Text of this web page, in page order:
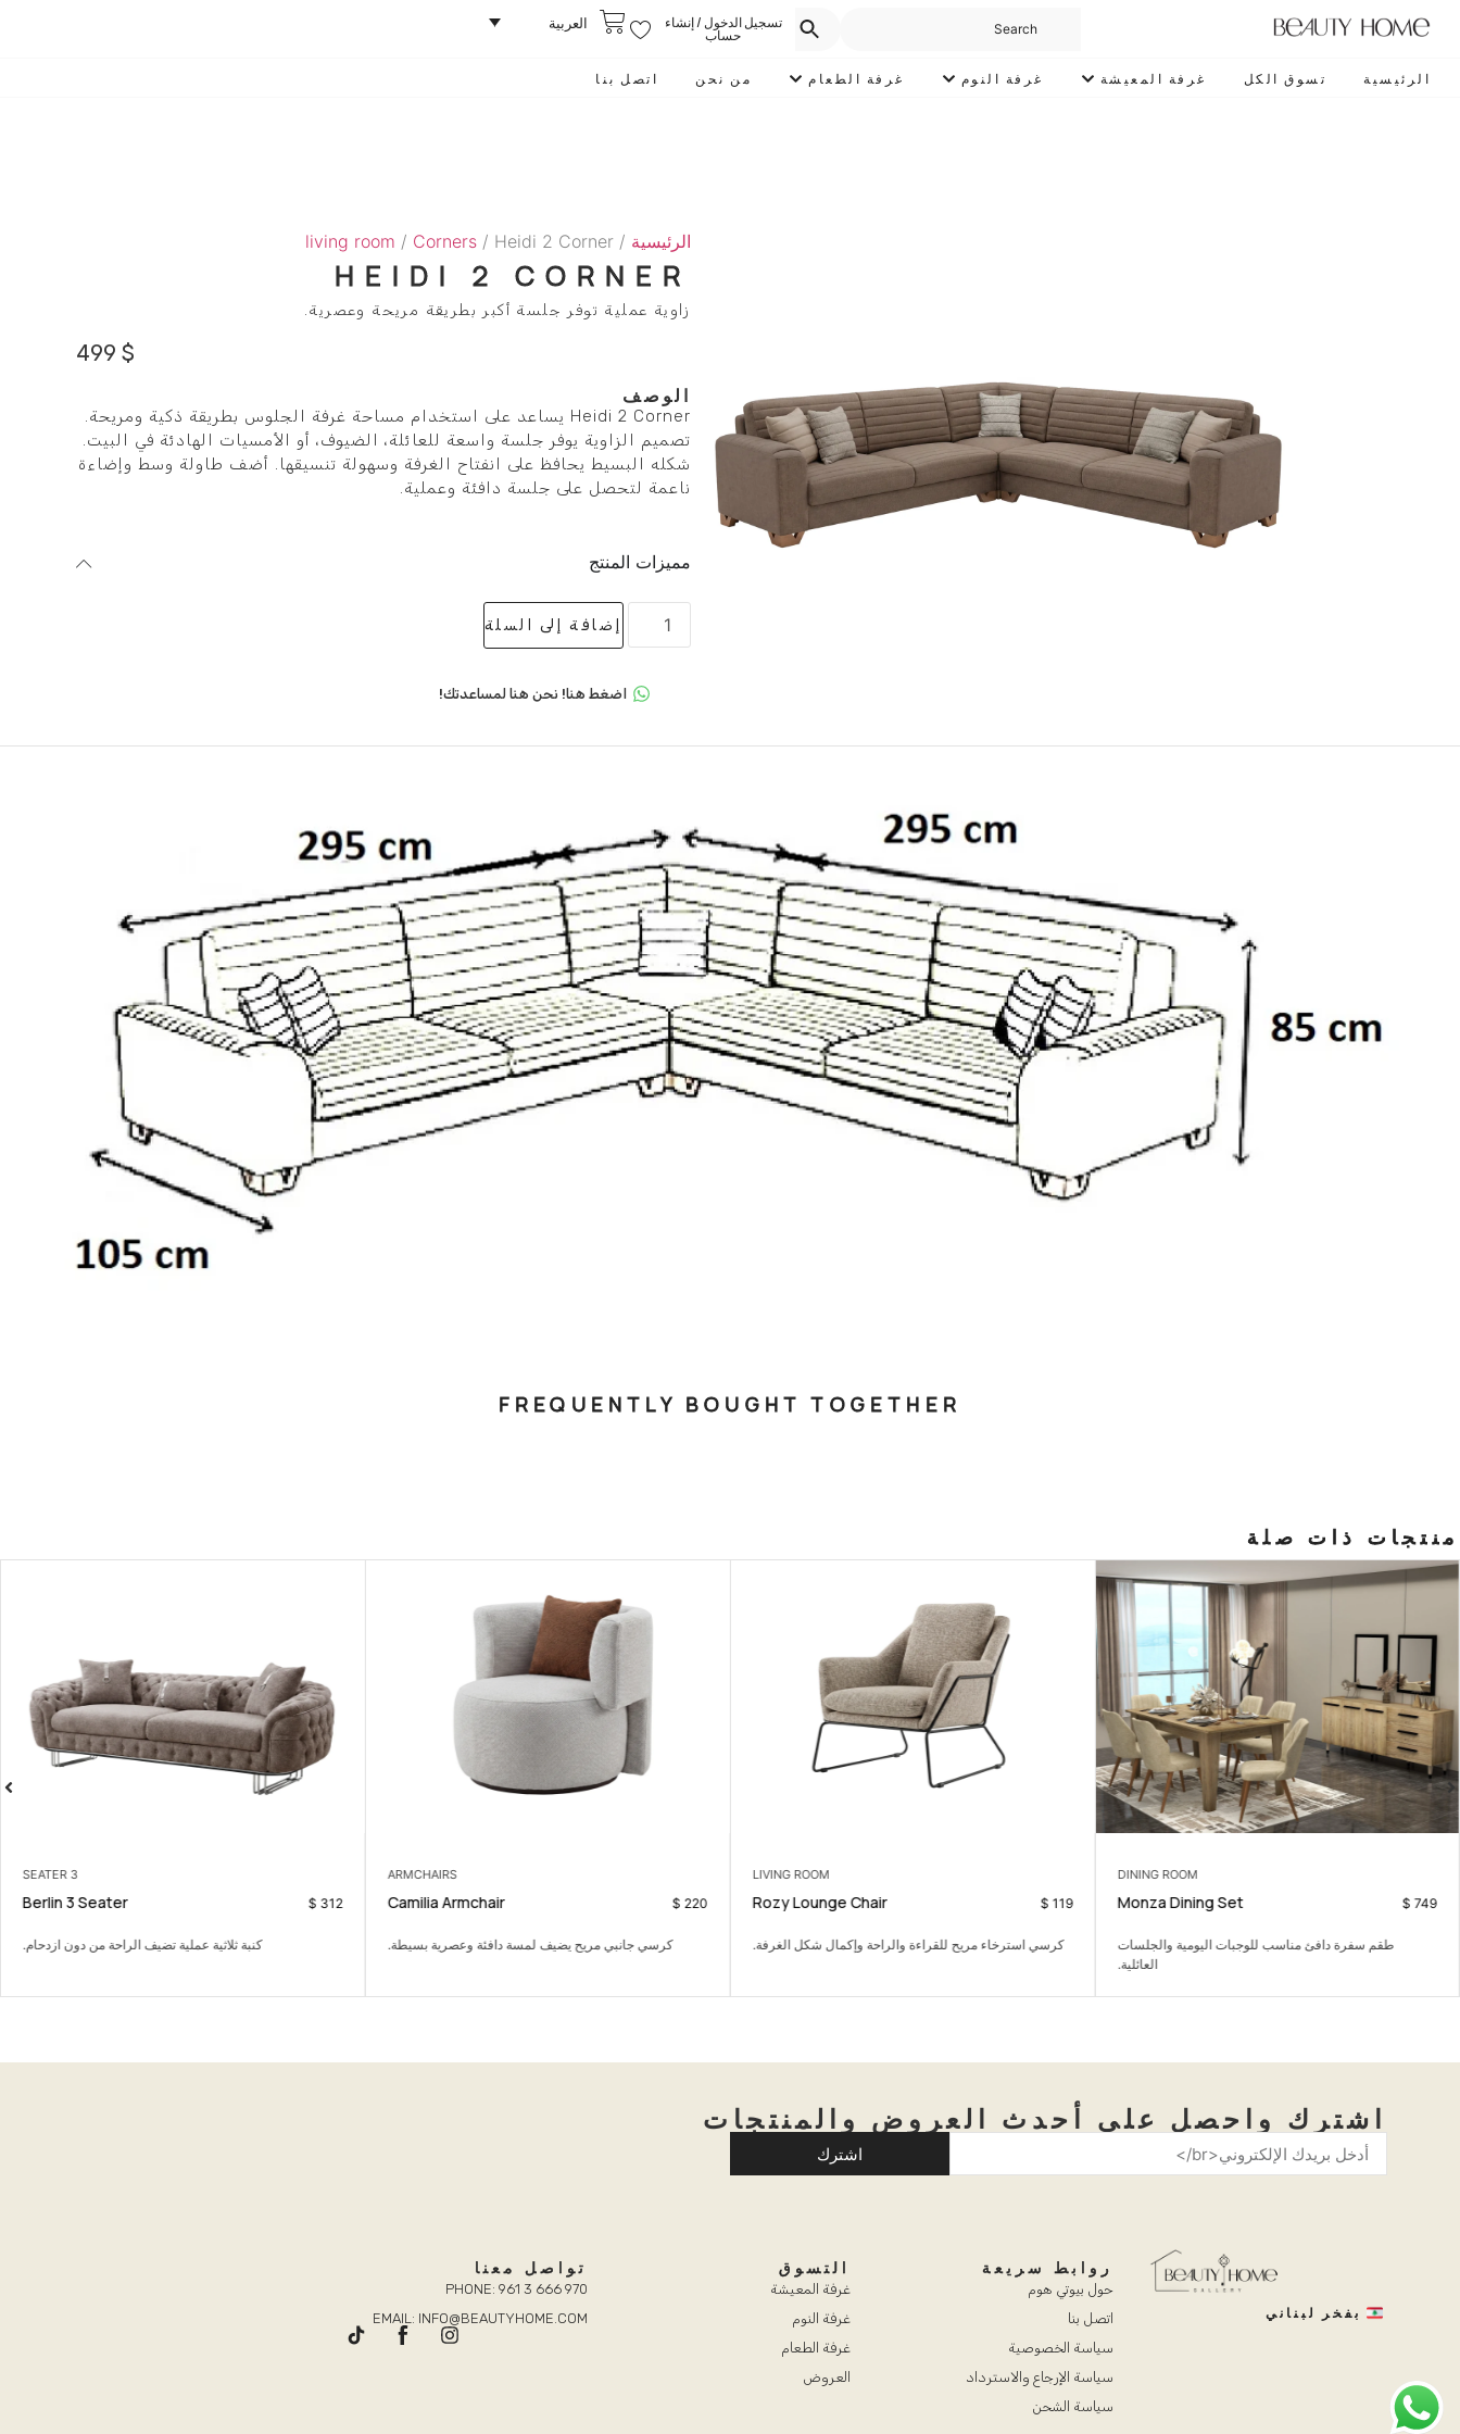
تسجيل الدخول / إنشاء
حساب
العربية
الرئيسية تسوق الكل غرفة المعيشة غرفة النوم غرفة الطعام من نحن اتصل بنا
الرئيسية /
living room / Corners/ Heidi 2 Corner
HEIDI 2 CORNER
زاوية عملية توفر جلسة أكبر بطريقة مريحة وعصرية.
499 $
الوصف
Heidi 2 Corner يساعد على استخدام مساحة غرفة الجلوس بطريقة ذكية ومريحة.
تصميم الزاوية يوفر جلسة واسعة للعائلة، الضيوف، أو الأمسيات الهادئة في البيت.
شكله البسيط يحافظ على انفتاح الغرفة وسهولة تنسيقها. أضف طاولة وسط وإضاءة
ناعمة لتحصل على جلسة دافئة وعملية.
مميزات المنتج
إضافة إلى السلة
اضغط هنا! نحن هنا لمساعدتك!
FREQUENTLY BOUGHT TOGETHER
منتجات ذات صلة
DINING ROOM
Monza Dining Set 749
$
طقم سفرة دافئ مناسب للوجبات اليومية والجلسات
العائلية.
LIVING ROOM
Rozy Lounge Chair 119
$
كرسي استرخاء مريح للقراءة والراحة وإكمال شكل الغرفة.
ARMCHAIRS
Camilia Armchair 220
$
كرسي جانبي مريح يضيف لمسة دافئة وعصرية بسيطة.
3 SEATER
Berlin 3 Seater 312
$
كنبة ثلاثية عملية تضيف الراحة من دون ازدحام.
اشترك واحصل على أحدث العروض والمنتجات
اشترك
بفخر لبناني
روابط سريعة
حول بيوتي هوم
اتصل بنا
سياسة الخصوصية
سياسة الإرجاع والاسترداد
سياسة الشحن
التسوق
غرفة المعيشة
غرفة النوم
غرفة الطعام
العروض
تواصل معنا
PHONE: 961 3 666 970
EMAIL: INFO@BEAUTYHOME.COM